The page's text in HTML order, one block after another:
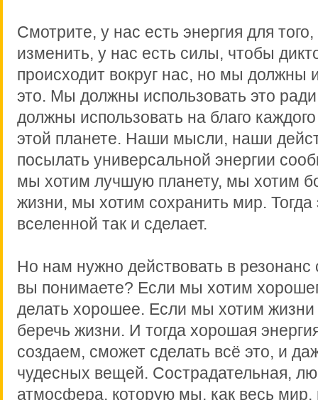
Смотрите, у нас есть энергия для
изменить, у нас есть силы, чтобы
происходит вокруг нас, но мы должны
это. Мы должны использовать это
должны использовать на благо
этой планете. Наши мысли, наши
посылать универсальной энергии
мы хотим лучшую планету, мы хотим
жизни, мы хотим сохранить мир. Тогда
вселенной так и сделает.
Но нам нужно действовать в резонанс
вы понимаете? Если мы хотим
делать хорошее. Если мы хотим
беречь жизни. И тогда хорошая
создаем, сможет сделать всё это, и
чудесных вещей. Сострадательная,
атмосфера, которую мы, как весь мир,